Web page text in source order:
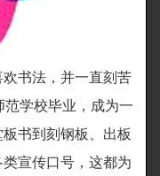
书法，并一直刻苦
范学校毕业，成为一
书到刻钢板、出板
宣传口号，这都为